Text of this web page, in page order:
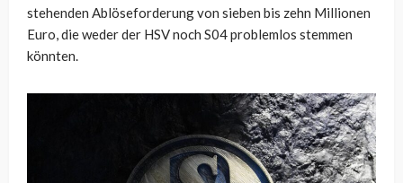
stehenden Ablöseforderung von sieben bis zehn Millionen
Euro, die weder der HSV noch S04 problemlos stemmen
könnten.